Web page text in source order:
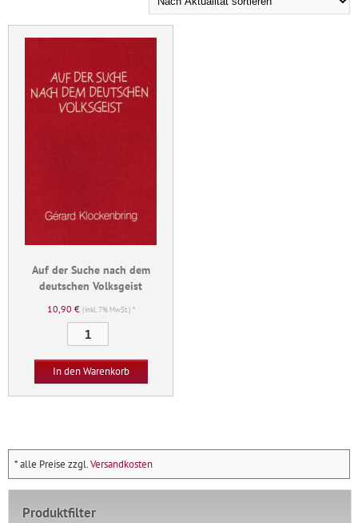
Auf der Suche nach dem
deutschen Volksgeist
10,90 € (inkl. 7% MwSt.) *
der
Suche
nach
dem
Menge
In den Warenkorb
* alle Preise zzgl.Versandkosten
Produktfilter